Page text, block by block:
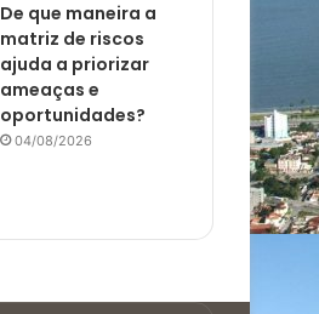
De que maneira a
matriz de riscos
ajuda a priorizar
ameaças e
oportunidades?
04/08/2026